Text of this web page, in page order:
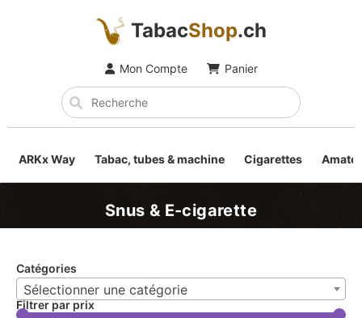
TabacShop.ch
Mon Compte Panier
ARKx Way Tabac, tubes & machine Cigarettes
Snus & E-cigarette
Catégories
Sélectionner une catégorie
Filtrer par prix